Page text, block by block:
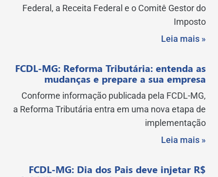
Federal, a Receita Federal e o Comitê Gestor do
Imposto
Leia mais »
FCDL-MG: Reforma Tributária: entenda as
mudanças e prepare a sua empresa
Conforme informação publicada pela FCDL-MG,
a Reforma Tributária entra em uma nova etapa de
implementação
Leia mais »
FCDL-MG: Dia dos Pais deve injetar R$